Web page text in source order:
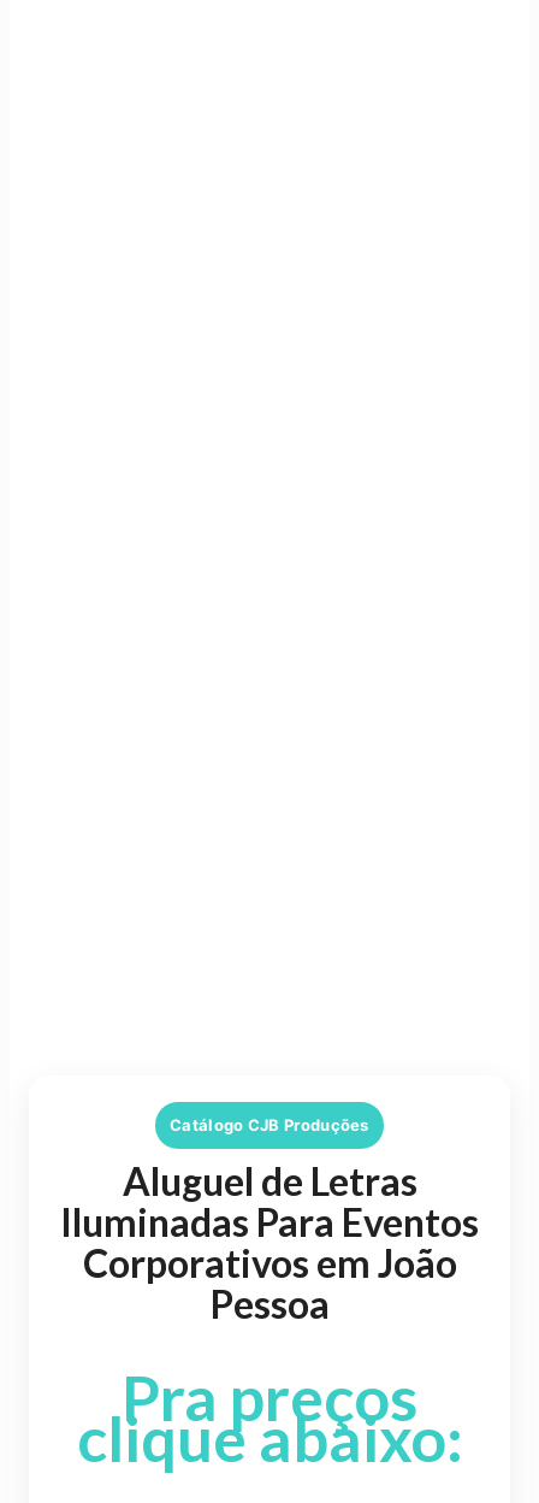
Catálogo CJB Produções
Aluguel de Letras
Iluminadas Para Eventos
Corporativos em João
Pessoa
Pra preços
clique abaixo: